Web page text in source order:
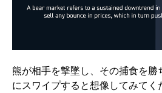
熊が相手を撃墜し、その捕食を勝
にスワイプすると想像してみてく